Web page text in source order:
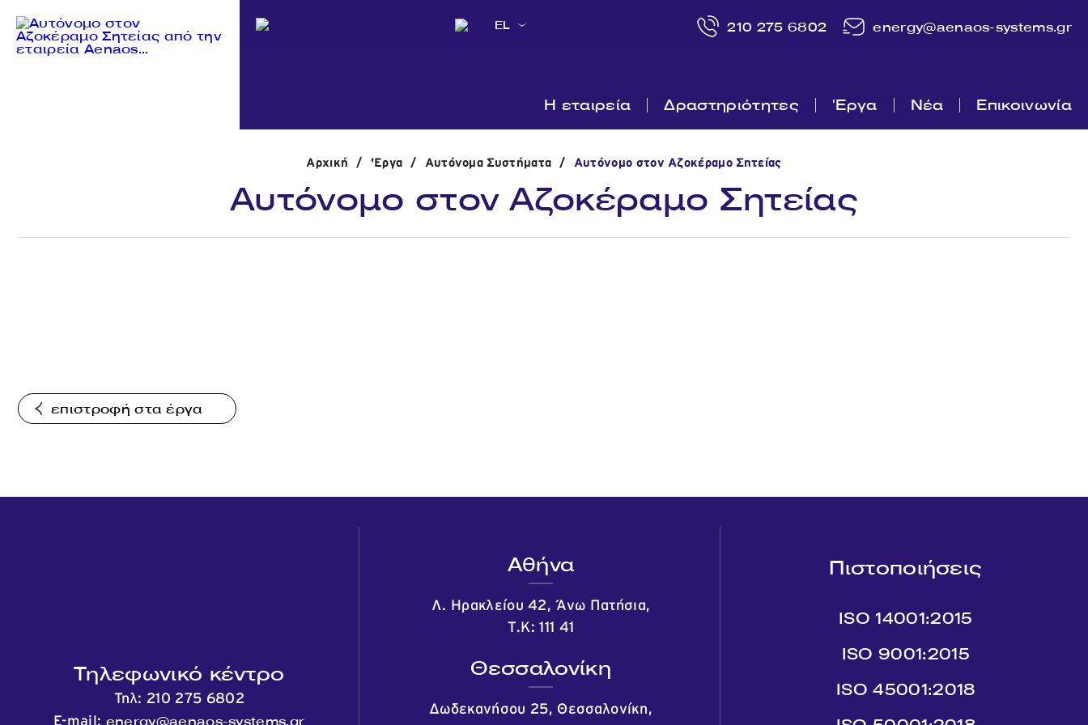
EL 210 275 6802 energy@aenaos-systems.gr
Η εταιρεία Δραστηριότητες 'Εργα Νέα Επικοινωνία
Αρχική / 'Εργα / Αυτόνομα Συστήματα / Αυτόνομο στον Αζοκέραμο Σητείας
Αυτόνομο στον Αζοκέραμο Σητείας
επιστροφή στα έργα
Τηλεφωνικό κέντρο
Τηλ: 210 275 6802
E-mail: energy@aenaos-systems.gr
Αθήνα
Λ. Ηρακλείου 42, Άνω Πατήσια,
Τ.Κ: 111 41
Θεσσαλονίκη
Δωδεκανήσου 25, Θεσσαλονίκη,
Πιστοποιήσεις
ISO 14001:2015
ISO 9001:2015
ISO 45001:2018